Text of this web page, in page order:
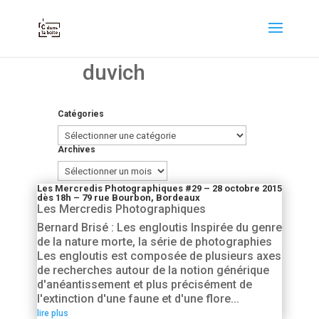
duvich
Catégories
Catégories
Archives
Archives
Les Mercredis Photographiques #29 – 28 octobre 2015
dès 18h – 79 rue Bourbon, Bordeaux
Les Mercredis Photographiques
Bernard Brisé : Les engloutis Inspirée du genre
de la nature morte, la série de photographies
Les engloutis est composée de plusieurs axes
de recherches autour de la notion générique
d'anéantissement et plus précisément de
l'extinction d'une faune et d'une flore...
lire plus